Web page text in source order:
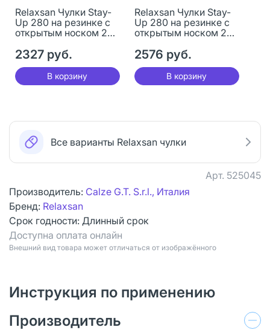
Relaxsan Чулки Stay-
Up 280 на резинке с
открытым носком 2
телесный 1 уп
2327 руб.
В корзину
Relaxsan Чулки Stay-
Up 280 на резинке с
открытым носком 2
телесный 1 уп
2576 руб.
В корзину
Все варианты Relaxsan чулки
Арт. 525045
Производитель: Calze G.T. S.r.l., Италия
Бренд: Relaxsan
Срок годности: Длинный срок
Доступна оплата онлайн
Bнешний вид товара может отличаться от изображённого
Инструкция по применению
Производитель